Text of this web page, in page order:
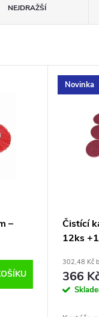
NEJDRAŽŠÍ
–
Novinka
Čistící
12ks
302,48 Kč
366